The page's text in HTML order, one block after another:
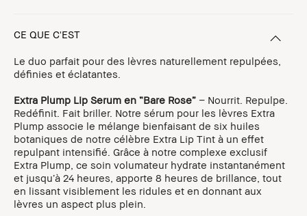
CE QUE C'EST
Le duo parfait pour des lèvres naturellement repulpées,
définies et éclatantes.
Extra Plump Lip Serum en “Bare Rose” – Nourrit. Repulpe.
Redéfinit. Fait briller. Notre sérum pour les lèvres Extra
Plump associe le mélange bienfaisant de six huiles
botaniques de notre célèbre Extra Lip Tint à un effet
repulpant intensifié. Grâce à notre complexe exclusif
Extra Plump, ce soin volumateur hydrate instantanément
et jusqu’à 24 heures, apporte 8 heures de brillance, tout
en lissant visiblement les ridules et en donnant aux
lèvres un aspect plus plein.